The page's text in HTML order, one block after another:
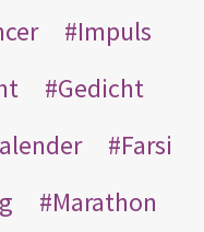
Impuls
Gedicht
Farsi
Marathon